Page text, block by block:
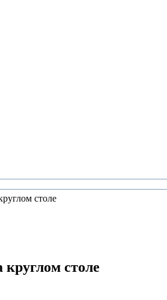
столе
столе